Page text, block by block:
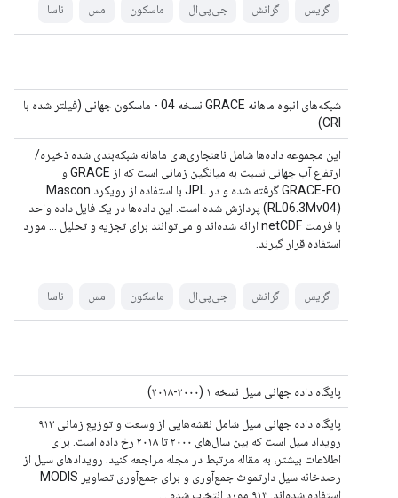
گریس گرانش جی‌پی‌ال ماسکون مس ناسا
شبکه‌های انبوه ماهانه GRACE نسخه 04 - ماسکون جهانی (فیلتر شده با
CRI)
این مجموعه داده‌ها شامل ناهنجاری‌های ماهانه شبکه‌بندی شده ذخیره/
ارتفاع آب جهانی نسبت به میانگین زمانی است که از GRACE و
GRACE-FO گرفته شده و در JPL با استفاده از رویکرد Mascon
(RL06.3Mv04) پردازش شده است. این داده‌ها در یک فایل داده واحد
با فرمت netCDF ارائه شده‌اند و می‌توانند برای تجزیه و تحلیل ... مورد
استفاده قرار گیرند.
گریس گرانش جی‌پی‌ال ماسکون مس ناسا
پایگاه داده جهانی سیل نسخه ۱ (۲۰۰۰-۲۰۱۸)
پایگاه داده جهانی سیل شامل نقشه‌هایی از وسعت و توزیع زمانی ۹۱۳
رویداد سیل است که بین سال‌های ۲۰۰۰ تا ۲۰۱۸ رخ داده است. برای
اطلاعات بیشتر، به مقاله مرتبط در مجله مراجعه کنید. رویدادهای سیل از
رصدخانه سیل دارتموث جمع‌آوری و برای جمع‌آوری تصاویر MODIS
استفاده شده‌اند. ۹۱۳ مورد انتخاب شده ...